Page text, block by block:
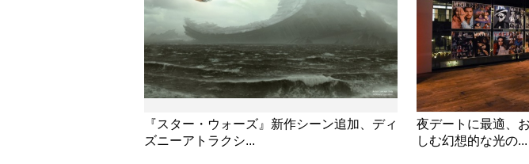
『スター・ウォーズ』新作シーン追加、ディ
ズニーアトラクシ...
夜デートに最適、
しむ幻想的な光の...